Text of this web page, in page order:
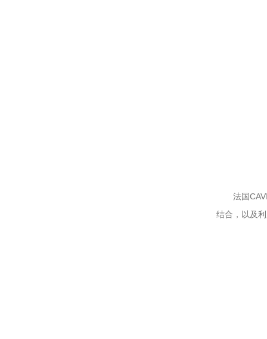
法国
结合，以及